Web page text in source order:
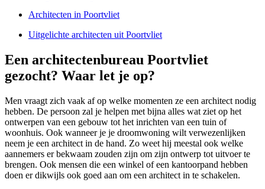
Architecten in Poortvliet
Uitgelichte architecten uit Poortvliet
Een architectenbureau Poortvliet
gezocht? Waar let je op?
Men vraagt zich vaak af op welke momenten ze een architect nodig
hebben. De persoon zal je helpen met bijna alles wat ziet op het
ontwerpen van een gebouw tot het inrichten van een tuin of
woonhuis. Ook wanneer je je droomwoning wilt verwezenlijken
neem je een architect in de hand. Zo weet hij meestal ook welke
aannemers er bekwaam zouden zijn om zijn ontwerp tot uitvoer te
brengen. Ook mensen die een winkel of een kantoorpand hebben
doen er dikwijls ook goed aan om een architect in te schakelen.